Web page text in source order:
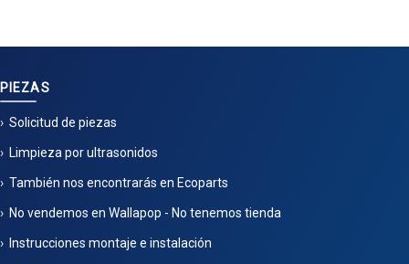
PIEZAS
Solicitud de piezas
Limpieza por ultrasonidos
También nos encontrarás en Ecoparts
No vendemos en Wallapop - No tenemos tienda
Instrucciones montaje e instalación